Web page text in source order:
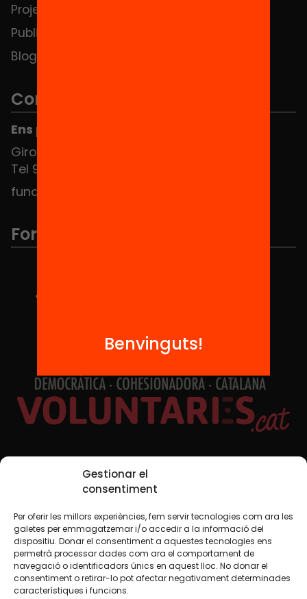
Gestionar el
consentiment
Per oferir les millors experiències, fem servir tecnologies com ara les
galetes per emmagatzemar i/o accedir a la informació del
dispositiu. Donar el consentiment a aquestes tecnologies ens
permetrà processar dades com ara el comportament de
navegació o identificadors únics en aquest lloc. No donar el
consentiment o retirar-lo pot afectar negativament determinades
característiques i funcions.
Projectes
Publicacions i vídeos
Blog
Contacte
Ens pots trobar al Hub Social
Girona 34, interior 08010 Barcelona
Tel 934 588 700
fundacio@equitat.org
Formem part de...
Xarxes Socials
TWT YTB IG FB IN
Avís legalPolítica de cookies
Benvinguts!